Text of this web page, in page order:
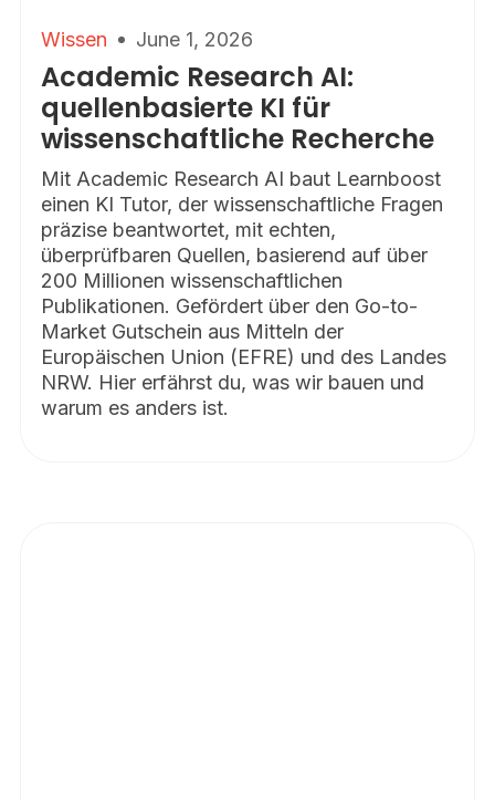
Wissen June 1, 2026
Academic Research AI:
quellenbasierte KI für
wissenschaftliche Recherche
Mit Academic Research AI baut Learnboost
einen KI Tutor, der wissenschaftliche Fragen
präzise beantwortet, mit echten,
überprüfbaren Quellen, basierend auf über
200 Millionen wissenschaftlichen
Publikationen. Gefördert über den Go-to-
Market Gutschein aus Mitteln der
Europäischen Union (EFRE) und des Landes
NRW. Hier erfährst du, was wir bauen und
warum es anders ist.